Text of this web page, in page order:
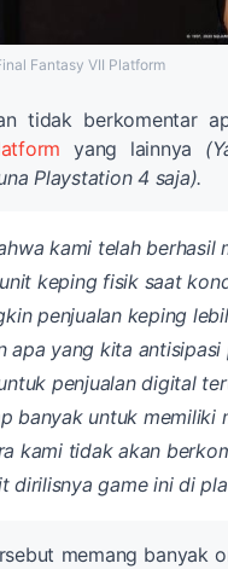
Fantasy VII Platform
tidak berkomentar
yang lainnya
Playstation 4 saja).
kami telah berhasil
keping fisik saat
penjualan keping
apa yang kita antisipasi
penjualan digital
banyak untuk memiliki
kami tidak akan
dirilisnya game ini di
memang banyak